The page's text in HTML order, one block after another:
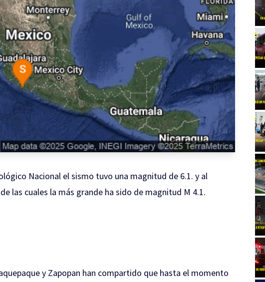
Nacional el sismo tuvo una magnitud de 6.1. y al
las cuales la más grande ha sido de magnitud M 4.1.
y Zapopan han compartido que hasta el momento